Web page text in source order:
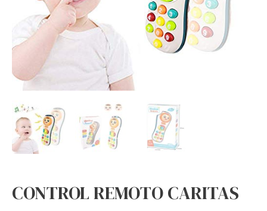
CONTROL REMOTO CARITAS